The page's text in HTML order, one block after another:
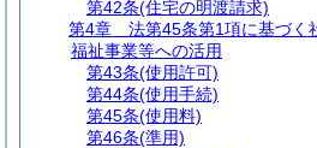
第42条(住宅の明渡請求)
第4章
法第45条第1項に基づく
福祉事業等への活用
第43条(使用許可)
第44条(使用手続)
第45条(使用料)
第46条(準用)